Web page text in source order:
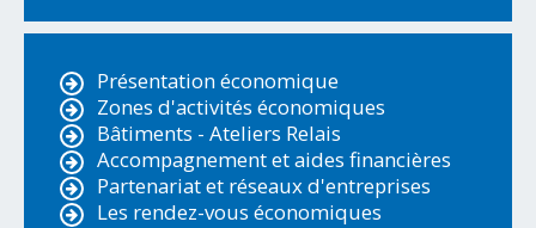
Présentation économique
Zones d'activités économiques
Bâtiments - Ateliers Relais
Accompagnement et aides financières
Partenariat et réseaux d'entreprises
Les rendez-vous économiques